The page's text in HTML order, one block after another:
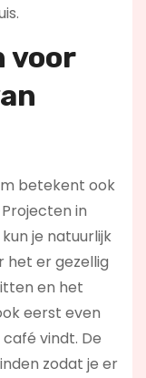
voor
betekent ook
in
je natuurlijk
het er gezellig
en het
eerst even
vindt. De
zodat je er